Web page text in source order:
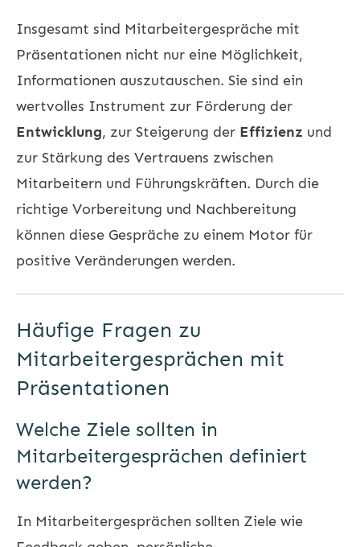
Insgesamt sind Mitarbeitergespräche mit
Präsentationen nicht nur eine Möglichkeit,
Informationen auszutauschen. Sie sind ein
wertvolles Instrument zur Förderung der
Entwicklung, zur Steigerung der Effizienz und
zur Stärkung des Vertrauens zwischen
Mitarbeitern und Führungskräften. Durch die
richtige Vorbereitung und Nachbereitung
können diese Gespräche zu einem Motor für
positive Veränderungen werden.
Häufige Fragen zu
Mitarbeitergesprächen mit
Präsentationen
Welche Ziele sollten in
Mitarbeitergesprächen definiert
werden?
In Mitarbeitergesprächen sollten Ziele wie